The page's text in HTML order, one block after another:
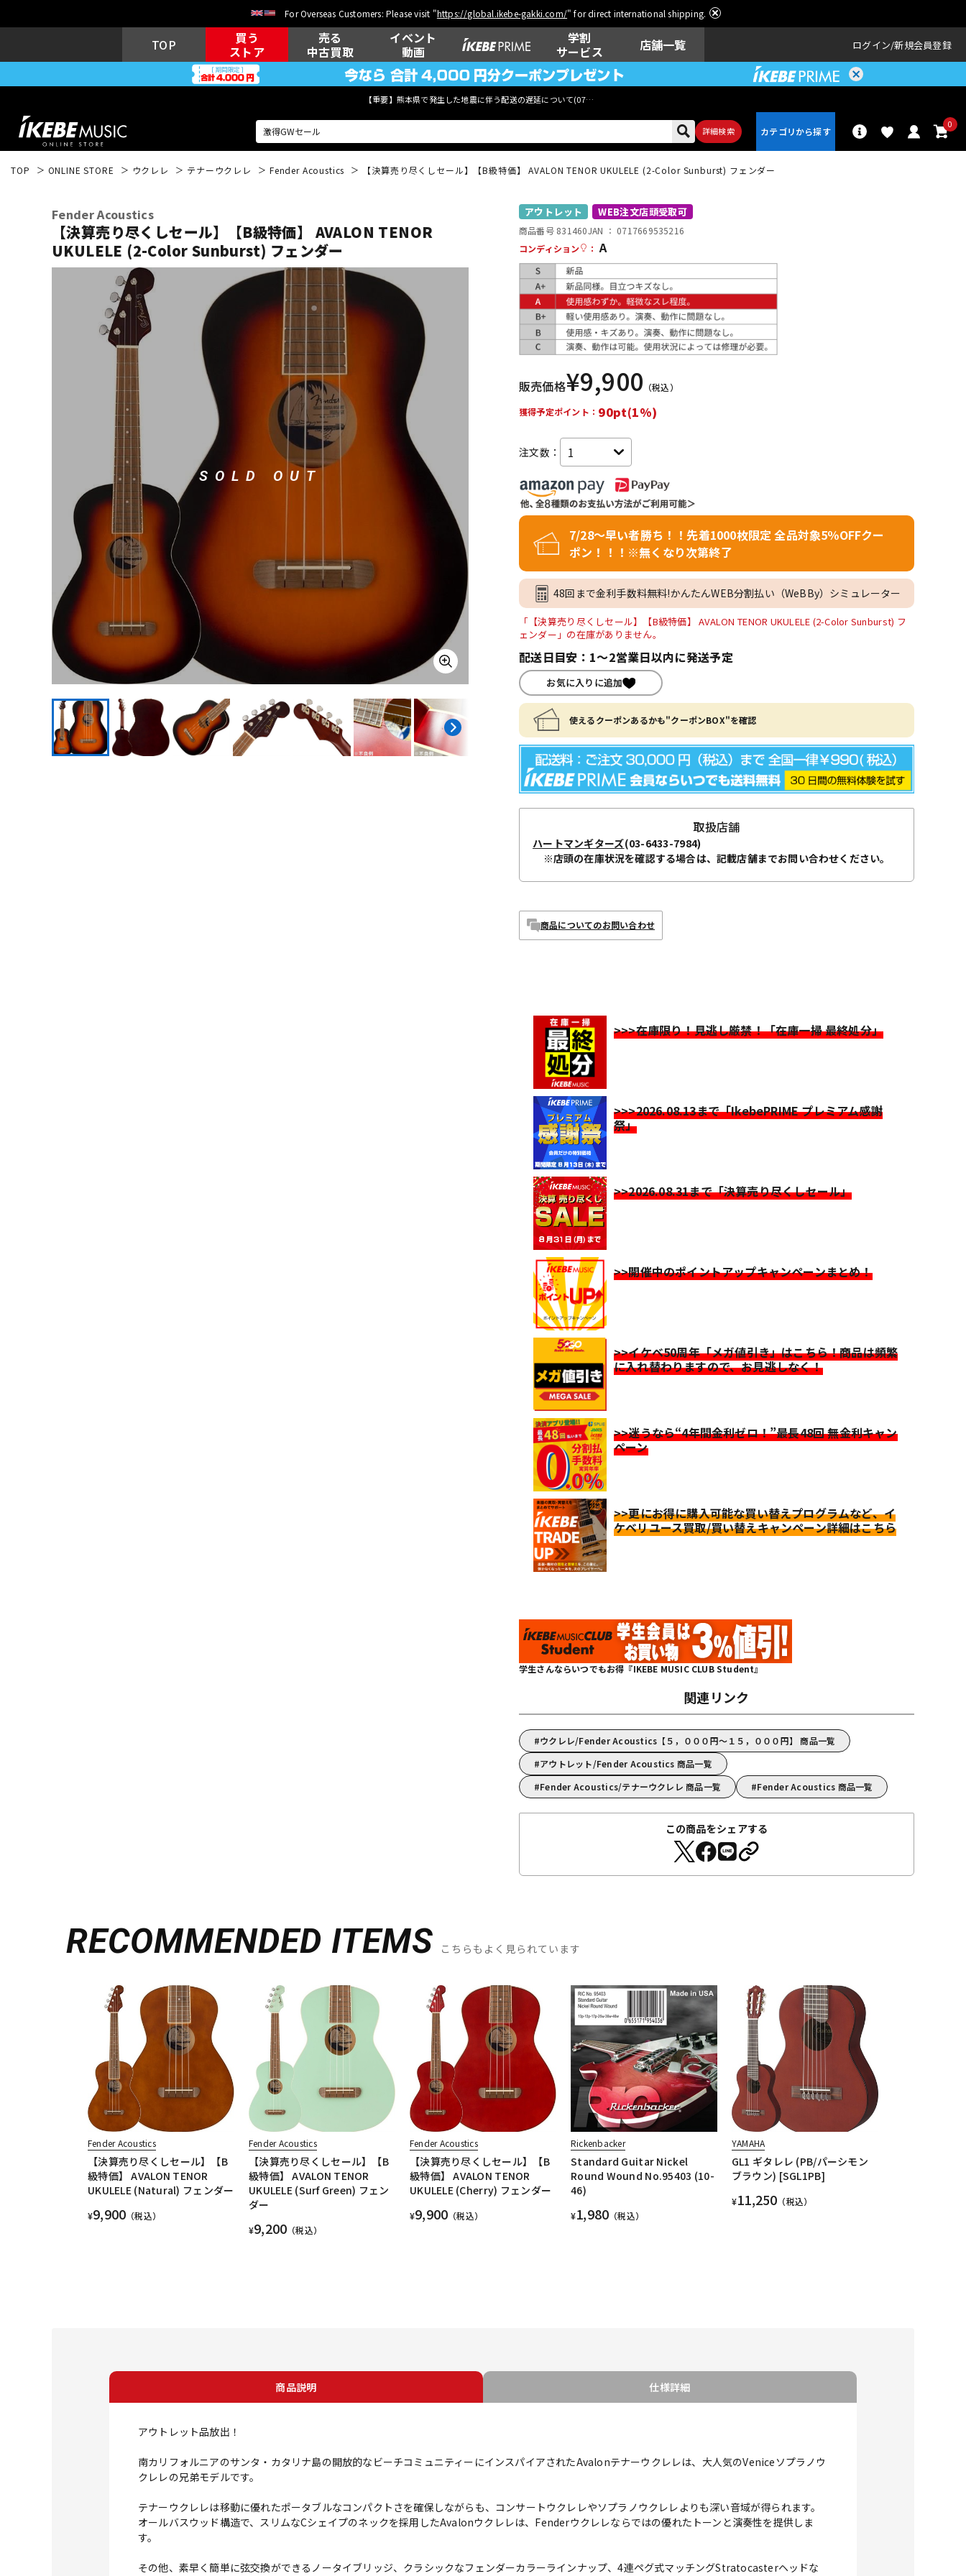
For Overseas Customers: Please visit "https://global.ikebe-gakki.com/" for direct international shipping.
TOP
買う
ストア
売る
中古買取
イベント
動画
学割
サービス
店舗一覧 ログイン 新規会員登録
【重要】熊本県で発生した地震に伴う配送の遅延について(07月29日
詳細検索
0
ウクレレ ドラム
キーボード 電子ピアノ 管楽器 その他楽器
DJ機器 DTM オンラ
イン納品
レコーディン
グ機器
配信/ライブ
機器
中古 ヴィンテージ
TOP ONLINE STORE ウクレレ テナーウクレレ Fender Acoustics 【決算売り尽くしセール】【B級特価】 AVALON TENOR UKULELE (2-Color Sunburst) フェンダー
Fender Acoustics
【決算売り尽くしセール】【B級特価】 AVALON TENOR
UKULELE (2-Color Sunburst) フェンダー
SOLD OUT
アウトレット WEB注文店頭受取可
商品番号 831460JAN ： 0717669535216
コンディション
： A
販売価格¥9,900 （税込）
獲得予定ポイント： 90pt(1%)
注文数：
7/28～早い者勝ち！！先着1000枚限定 全品対象5％OFFクー
ポン！！！※無くなり次第終了
48回まで金利手数料無料!かんたんWEB分割払い（WeBBy）シミュレーター
「【決算売り尽くしセール】【B級特価】 AVALON TENOR UKULELE (2-Color Sunburst) フ
ェンダー」の在庫がありません。
配送日目安：1～2営業日以内に発送予定
お気に入りに追加
使えるクーポンあるかも"クーポンBOX"を確認
取扱店舗
ハートマンギターズ(03-6433-7984)
※店頭の在庫状況を確認する場合は、記載店舗までお問い合わせください。
商品についてのお問い合わせ
>>>在庫限り！見逃し厳禁！「在庫一掃 最終処分」
>>>2026.08.13まで「IkebePRIME プレミアム感謝
祭」
>>2026.08.31まで「決算売り尽くしセール」
>>開催中のポイントアップキャンペーンまとめ！
>>イケベ50周年「メガ値引き」はこちら！商品は頻繁
に入れ替わりますので、お見逃しなく！
>>迷うなら“4年間金利ゼロ！”最長48回 無金利キャン
ペーン
>>更にお得に購入可能な買い替えプログラムなど、イ
ケベリユース買取/買い替えキャンペーン詳細はこちら
学生さんならいつでもお得『IKEBE MUSIC CLUB Student』
関連リンク
ウクレレ/Fender Acoustics【５，０００円～１５，０００円】 商品一覧
アウトレット/Fender Acoustics 商品一覧
Fender Acoustics/テナーウクレレ 商品一覧
Fender Acoustics 商品一覧
この商品をシェアする
RECOMMENDED ITEMS こちらもよく見られています
Fender Acoustics
【決算売り尽くしセール】【B
級特価】 AVALON TENOR
UKULELE (Natural) フェンダー
¥9,900 （税込）
Fender Acoustics
【決算売り尽くしセール】【B
級特価】 AVALON TENOR
UKULELE (Surf Green) フェン
ダー
¥9,200 （税込）
Fender Acoustics
【決算売り尽くしセール】【B
級特価】 AVALON TENOR
UKULELE (Cherry) フェンダー
¥9,900 （税込）
Rickenbacker
Standard Guitar Nickel
Round Wound No.95403 (10-
46)
¥1,980 （税込）
YAMAHA
GL1 ギタレレ (PB/パーシモン
ブラウン) [SGL1PB]
¥11,250 （税込）
商品説明 仕様詳細
アウトレット品放出！
南カリフォルニアのサンタ・カタリナ島の開放的なビーチコミュニティーにインスパイアされたAvalonテナーウクレレは、大人気のVeniceソプラノウ
クレレの兄弟モデルです。
テナーウクレレは移動に優れたポータブルなコンパクトさを確保しながらも、コンサートウクレレやソプラノウクレレよりも深い音域が得られます。
オールバスウッド構造で、スリムなCシェイプのネックを採用したAvalonウクレレは、Fenderウクレレならではの優れたトーンと演奏性を提供しま
す。
その他、素早く簡単に弦交換ができるノータイブリッジ、クラシックなフェンダーカラーラインナップ、4連ペグ式マッチングStratocasterヘッドな